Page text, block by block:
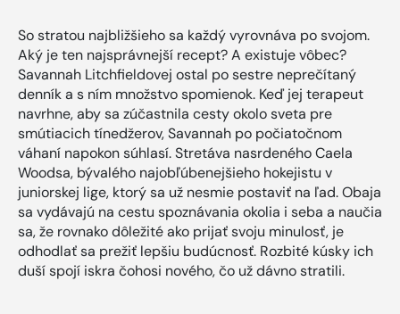
So stratou najbližšieho sa každý vyrovnáva po svojom.
Aký je ten najsprávnejší recept? A existuje vôbec?
Savannah Litchfieldovej ostal po sestre neprečítaný
denník a s ním množstvo spomienok. Keď jej terapeut
navrhne, aby sa zúčastnila cesty okolo sveta pre
smútiacich tínedžerov, Savannah po počiatočnom
váhaní napokon súhlasí. Stretáva nasrdeného Caela
Woodsa, bývalého najobľúbenejšieho hokejistu v
juniorskej lige, ktorý sa už nesmie postaviť na ľad. Obaja
sa vydávajú na cestu spoznávania okolia i seba a naučia
sa, že rovnako dôležité ako prijať svoju minulosť, je
odhodlať sa prežiť lepšiu budúcnosť. Rozbité kúsky ich
duší spojí iskra čohosi nového, čo už dávno stratili.